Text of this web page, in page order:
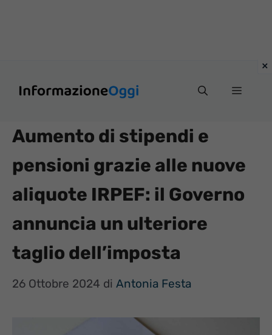
Menu
Aumento di stipendi e
pensioni grazie alle nuove
aliquote IRPEF: il Governo
annuncia un ulteriore
taglio dell’imposta
26 Ottobre 2024 di Antonia Festa